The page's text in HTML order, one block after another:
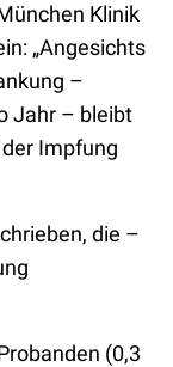
Klinik
„Angesichts
–
Jahr – bleibt
Impfung
die –
(0,3